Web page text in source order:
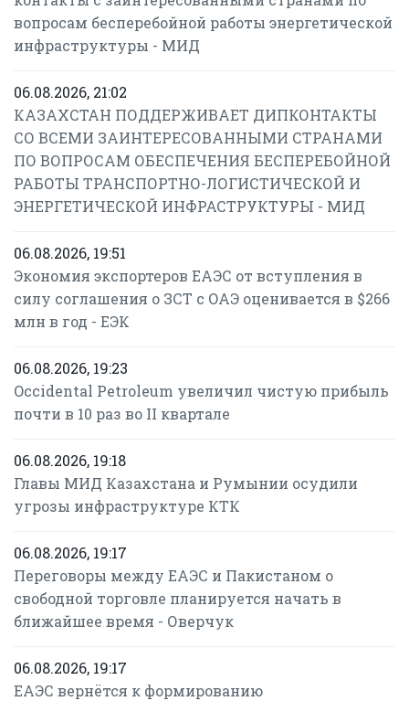
вопросам бесперебойной работы энергетической
инфраструктуры - МИД
06.08.2026, 21:02
КАЗАХСТАН ПОДДЕРЖИВАЕТ ДИПКОНТАКТЫ
СО ВСЕМИ ЗАИНТЕРЕСОВАННЫМИ СТРАНАМИ
ПО ВОПРОСАМ ОБЕСПЕЧЕНИЯ БЕСПЕРЕБОЙНОЙ
РАБОТЫ ТРАНСПОРТНО-ЛОГИСТИЧЕСКОЙ И
ЭНЕРГЕТИЧЕСКОЙ ИНФРАСТРУКТУРЫ - МИД
06.08.2026, 19:51
Экономия экспортеров ЕАЭС от вступления в
силу соглашения о ЗСТ с ОАЭ оценивается в $266
млн в год - ЕЭК
06.08.2026, 19:23
Occidental Petroleum увеличил чистую прибыль
почти в 10 раз во II квартале
06.08.2026, 19:18
Главы МИД Казахстана и Румынии осудили
угрозы инфраструктуре КТК
06.08.2026, 19:17
Переговоры между ЕАЭС и Пакистаном о
свободной торговле планируется начать в
ближайшее время - Оверчук
06.08.2026, 19:17
ЕАЭС вернётся к формированию